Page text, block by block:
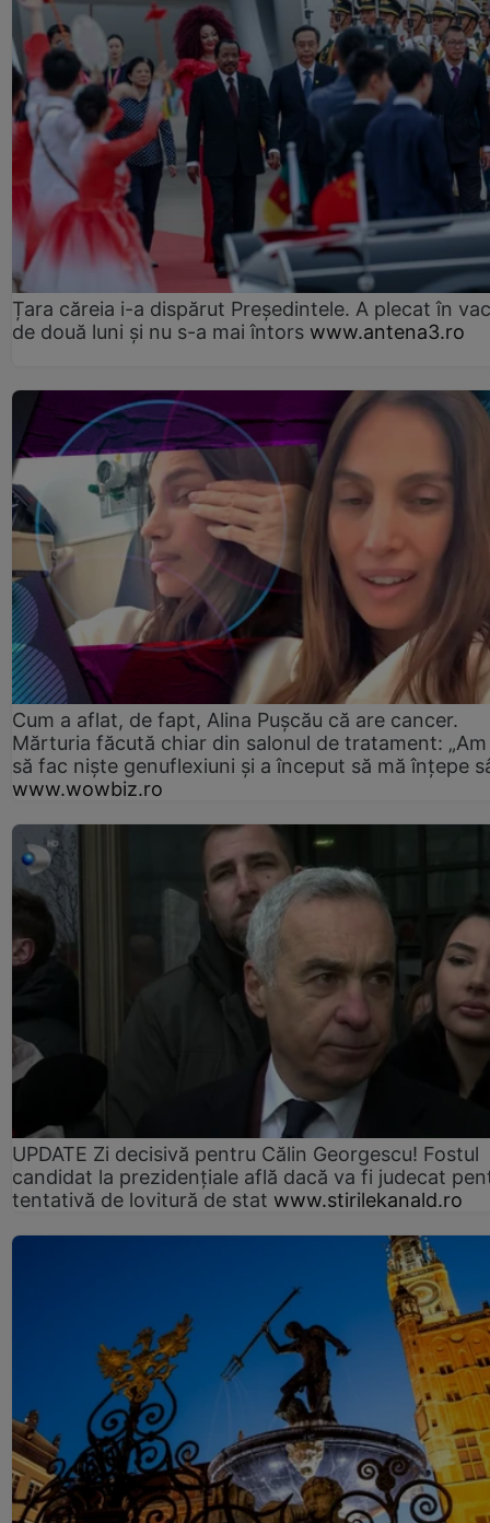
Țara căreia i-a dispărut Președintele. A plecat în
de două luni și nu s-a mai întors www.antena3.ro
Cum a aflat, de fapt, Alina Pușcău că are cancer.
Mărturia făcută chiar din salonul de tratament:
să fac niște genuflexiuni și a început să mă înțepe
www.wowbiz.ro
UPDATE Zi decisivă pentru Călin Georgescu! Fostul
candidat la prezidențiale află dacă va fi judecat
tentativă de lovitură de stat www.stirilekanald.ro